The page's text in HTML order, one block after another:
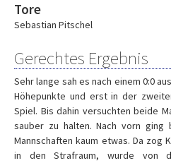
Tore
Sebastian Pitschel
Gerechtes Ergebnis
Sehr lange sah es nach einem 0:0
Höhepunkte und erst in der
Spiel. Bis dahin versuchten beide
sauber zu halten. Nach vorn
Mannschaften kaum etwas. Da zog
in den Strafraum, wurde von